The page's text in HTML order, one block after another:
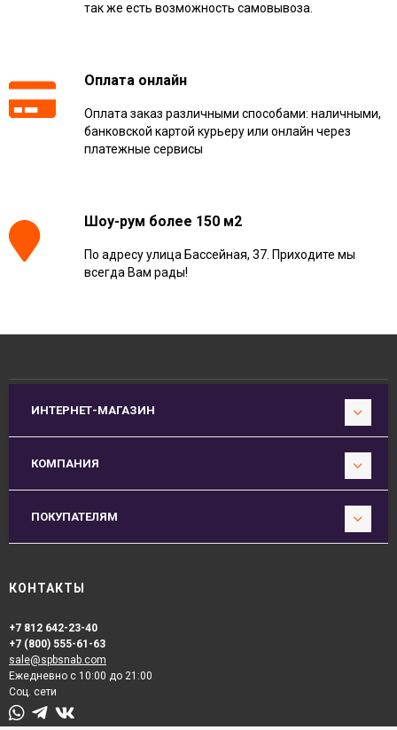
так же есть возможность самовывоза.
Оплата онлайн
Оплата заказ различными способами: наличными,
банковской картой курьеру или онлайн через
платежные сервисы
Шоу-рум более 150 м2
По адресу улица Бассейная, 37. Приходите мы
всегда Вам рады!
ИНТЕРНЕТ-МАГАЗИН
КОМПАНИЯ
ПОКУПАТЕЛЯМ
КОНТАКТЫ
+7 812 642-23-40
+7 (800) 555-61-63
sale@spbsnab.com
Ежедневно с 10:00 до 21:00
Соц. сети